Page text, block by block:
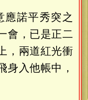
應諾平秀突之
會，已是正二
，兩道紅光衝
身入他帳中，